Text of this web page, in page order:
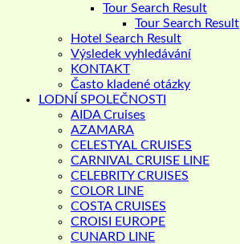
Tour Search Result
Tour Search Result
Hotel Search Result
Výsledek vyhledávání
KONTAKT
Často kladené otázky
LODNÍ SPOLEČNOSTI
AIDA Cruises
AZAMARA
CELESTYAL CRUISES
CARNIVAL CRUISE LINE
CELEBRITY CRUISES
COLOR LINE
COSTA CRUISES
CROISI EUROPE
CUNARD LINE